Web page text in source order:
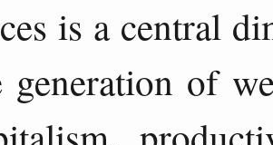
is a central
generation of